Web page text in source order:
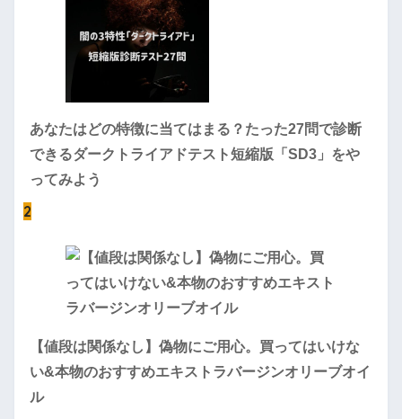
あなたはどの特徴に当てはまる？たった27問で診断
できるダークトライアドテスト短縮版「SD3」をや
ってみよう
2
【値段は関係なし】偽物にご用心。買ってはいけな
い&本物のおすすめエキストラバージンオリーブオイ
ル